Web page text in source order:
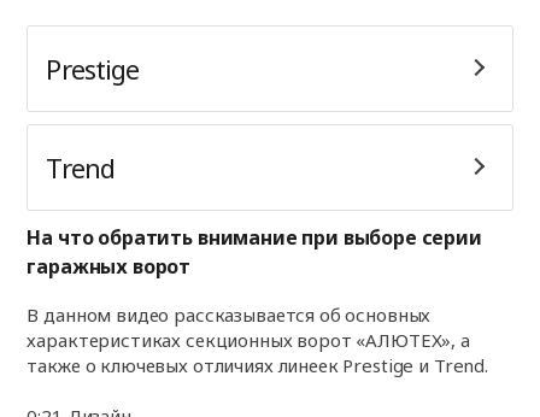
Prestige
Trend
На что обратить внимание при выборе серии
гаражных ворот
В данном видео рассказывается об основных
характеристиках секционных ворот «АЛЮТЕХ», а
также о ключевых отличиях линеек Prestige и Trend.